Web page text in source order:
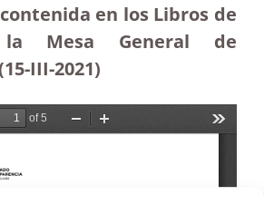
en los Libros de
Mesa General de
III-2021)